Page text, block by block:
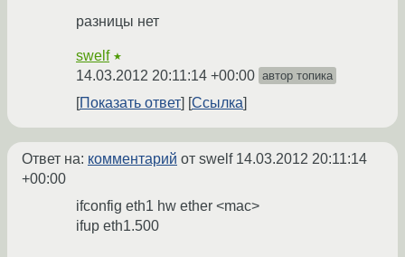
разницы нет
swelf ★
14.03.2012 20:11:14 +00:00 автор топика
Показать ответ Ссылка
Ответ на: комментарий от swelf 14.03.2012 20:11:14
+00:00
ifconfig eth1 hw ether <mac>
ifup eth1.500